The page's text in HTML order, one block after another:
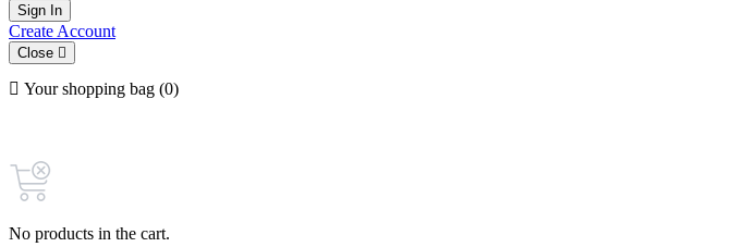
Sign In
Create Account
Close
Your shopping bag (0)
No products in the cart.